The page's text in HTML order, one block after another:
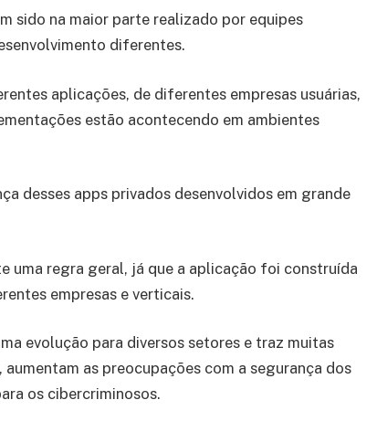
sido na maior parte realizado por equipes
diferentes.
aplicações, de diferentes empresas usuárias,
estão acontecendo em ambientes
desses apps privados desenvolvidos em grande
uma regra geral, já que a aplicação foi construída
empresas e verticais.
evolução para diversos setores e traz muitas
as preocupações com a segurança dos
os cibercriminosos.